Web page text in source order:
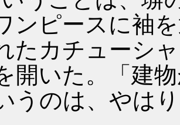
ンピースに袖
たカチューシ
開いた。「建
うのは、やは